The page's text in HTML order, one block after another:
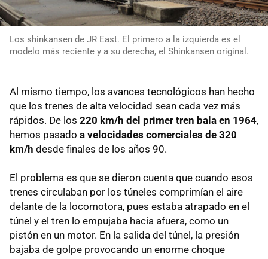
Los shinkansen de JR East. El primero a la izquierda es el
modelo más reciente y a su derecha, el Shinkansen original.
Al mismo tiempo, los avances tecnológicos han hecho
que los trenes de alta velocidad sean cada vez más
rápidos. De los 220 km/h del primer tren bala en 1964,
hemos pasado a velocidades comerciales de 320
km/h desde finales de los años 90.
El problema es que se dieron cuenta que cuando esos
trenes circulaban por los túneles comprimían el aire
delante de la locomotora, pues estaba atrapado en el
túnel y el tren lo empujaba hacia afuera, como un
pistón en un motor. En la salida del túnel, la presión
bajaba de golpe provocando un enorme choque